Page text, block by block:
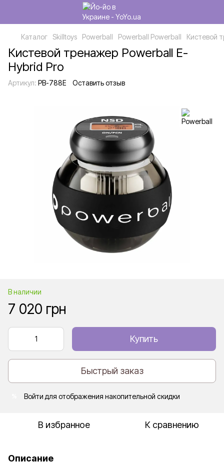
Каталог Skilltoys Powerball Powerball Powerball Кистевой
Кистевой тренажер Powerball E-
Hybrid Pro
Артикул: PB-788E Оставить отзыв
В наличии
7 020 грн
Купить
Быстрый заказ
Войти для отображения накопительной скидки
В избранное К сравнению
Описание